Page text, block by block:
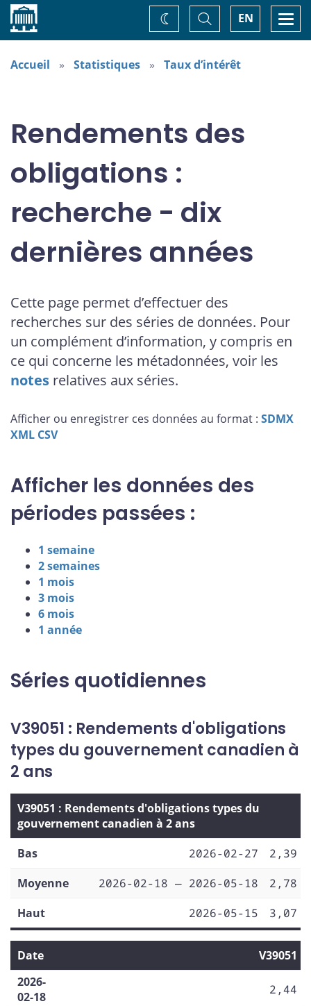
Accueil EN
Basculer
la
recherche
Changez
de
thème
Accueil Statistiques Taux d’intérêt
Rendements des
obligations :
recherche - dix
dernières années
Cette page permet d’effectuer des
recherches sur des séries de données. Pour
un complément d’information, y compris en
ce qui concerne les métadonnées, voir les
notes relatives aux séries.
Afficher ou enregistrer ces données au format : SDMX
XML CSV
Afficher les données des
périodes passées :
1 semaine
2 semaines
1 mois
3 mois
6 mois
1 année
Séries quotidiennes
V39051 : Rendements d'obligations
types du gouvernement canadien à
2 ans
V39051 : Rendements d'obligations types du
gouvernement canadien à 2 ans
Bas
2026-02-27
2,39
Moyenne
2026-02-18 — 2026-05-18
2,78
Haut
2026-05-15 3,07
Date
V39051
2026-
02-18
2,44